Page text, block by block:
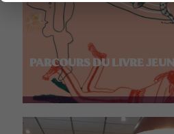
PARCOURS DU LIVRE